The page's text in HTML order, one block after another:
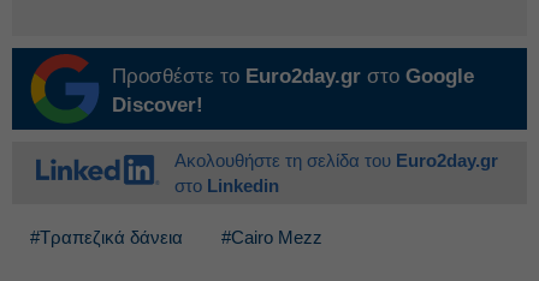
Προσθέστε το Euro2day.gr στο Google
Discover!
Ακολουθήστε τη σελίδα του Euro2day.gr
στο Linkedin
#Τραπεζικά δάνεια #Cairo Mezz